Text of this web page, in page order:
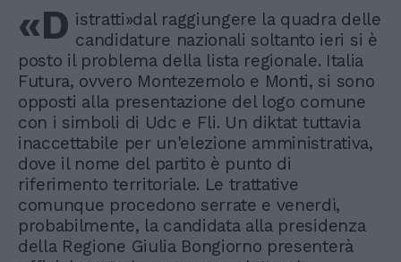
«D istratti»dal raggiungere la quadra delle
candidature nazionali soltanto ieri si è
posto il problema della lista regionale. Italia
Futura, ovvero Montezemolo e Monti, si sono
opposti alla presentazione del logo comune
con i simboli di Udc e Fli. Un diktat tuttavia
inaccettabile per un'elezione amministrativa,
dove il nome del partito è punto di
riferimento territoriale. Le trattative
comunque procedono serrate e venerdì,
probabilmente, la candidata alla presidenza
della Regione Giulia Bongiorno presenterà